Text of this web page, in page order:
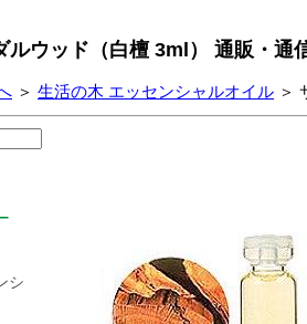
ルウッド（白檀 3ml） 通販・通
＞ 生活の木 エッセンシャルオイル ＞
シ